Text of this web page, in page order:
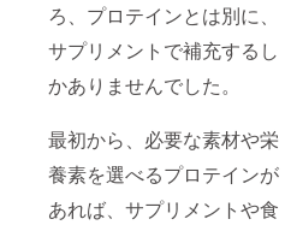
ろ、プロテインとは別に、
サプリメントで補充するし
かありませんでした。
最初から、必要な素材や栄
養素を選べるプロテインが
あれば、サプリメントや食